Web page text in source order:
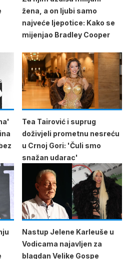
žena, a on ljubi samo
najveće ljepotice: Kako se
mijenjao Bradley Cooper
Tea Tairović i suprug
doživjeli prometnu nesreću
u Crnoj Gori: 'Čuli smo
snažan udarac'
Nastup Jelene Karleuše u
Vodicama najavljen za
blagdan Velike Gospe